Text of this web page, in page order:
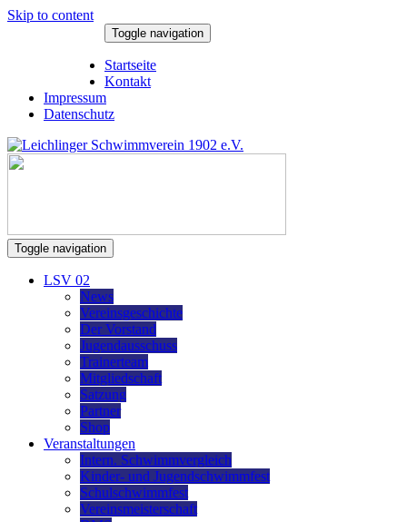
Skip to content
Toggle navigation
Startseite
Kontakt
Impressum
Datenschutz
Toggle navigation
LSV 02
News
Vereinsgeschichte
Der Vorstand
Jugendausschuss
Trainerteam
Mitgliedschaft
Satzung
Partner
Shop
Veranstaltungen
Intern. Schwimmvergleich
Kinder- und Jugendschwimmfest
Schulschwimmfest
Vereinsmeisterschaft